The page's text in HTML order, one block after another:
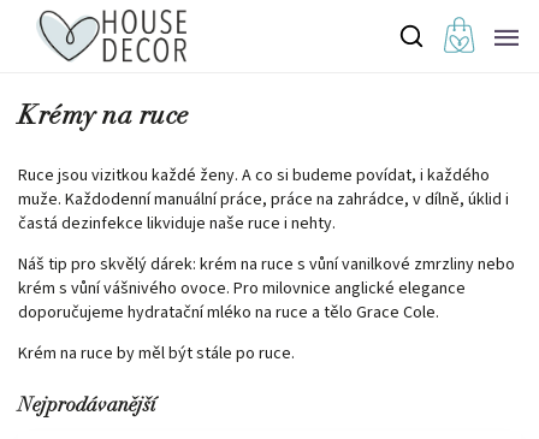
Krémy na ruce
Ruce jsou vizitkou každé ženy. A co si budeme povídat, i každého
muže. Každodenní manuální práce, práce na zahrádce, v dílně, úklid i
častá dezinfekce likviduje naše ruce i nehty.
Náš tip pro skvělý dárek: krém na ruce s vůní vanilkové zmrzlinynebo
krém s vůní vášnivého ovoce. Pro milovnice anglické elegance
doporučujeme hydratační mléko na ruce a tělo Grace Cole.
Krém na ruce by měl být stále po ruce.
Nejprodávanější